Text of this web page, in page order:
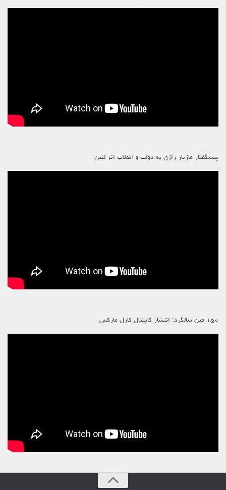
پیشگفتار مازیار رازی به دولت و انقلاب اثر لنین
۱۵۰ مین سالگرد: انتشار کاپیتال کارل مارکس